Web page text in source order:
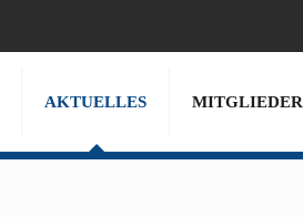
AKTUELLES MITGLIEDER